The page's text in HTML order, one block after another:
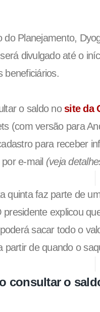
do Planejamento,
divulgado até o
beneficiários.
o saldo nosite da
(com versão para
para receber
e-mail (veja
quinta faz parte de
explicou
sacar todo o
partir de quando o
consultar o